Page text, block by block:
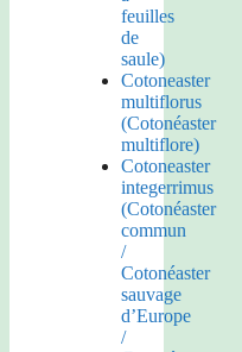
feuilles
de
saule)
Cotoneaster
multiflorus
(Cotonéaster
multiflore)
Cotoneaster
integerrimus
(Cotonéaster
commun
/
Cotonéaster
sauvage
d’Europe
/